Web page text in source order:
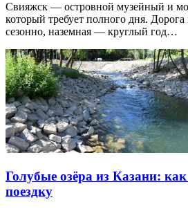
Свияжск — островной музейный и
который требует полного дня. Дорога
сезонно, наземная — круглый год…
Голубые озёра из Казани:
поездку